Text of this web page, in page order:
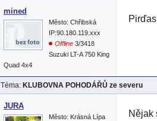
mined
Město: Chřibská
IP:90.180.119.xxx
Offline 3/3418
Suzuki LT-A 750 King
Quad 4x4
Téma: KLUBOVNA POHODÁŘŮ ze severu
JURA
Město: Krásná Lípa
Nějak